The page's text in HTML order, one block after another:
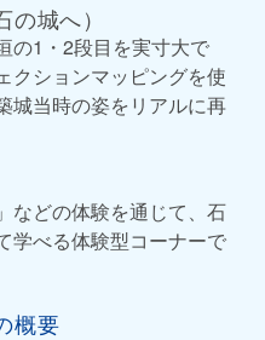
城へ）
の1・2段目を実寸大で
クションマッピングを使
城当時の姿をリアルに再
などの体験を通じて、石
学べる体験型コーナーで
概要